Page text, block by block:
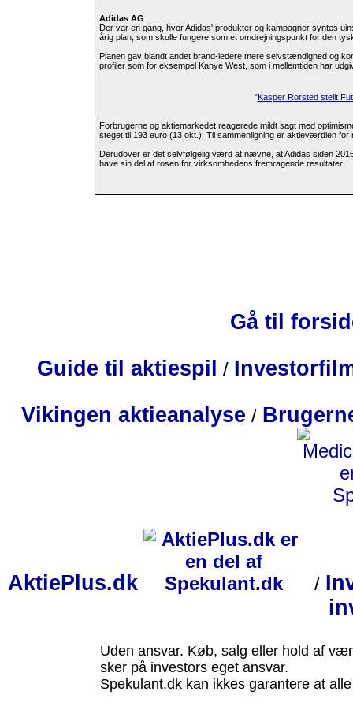
Adidas AG
Der var en gang, hvor Adidas' produkter og kampagner syntes
årig plan, som skulle fungere som et omdrejningspunkt for den
Planen gav blandt andet brand-ledere mere selvstændighed og
profiler som for eksempel Kanye West, som i mellemtiden har
"Kasper Rorsted stellt
Forbrugerne og aktiemarkedet reagerede mildt sagt med
steget til 193 euro (13 okt.). Til sammenligning er aktieværdien
Derudover er det selvfølgelig værd at nævne, at Adidas siden
have sin del af rosen for virksomhedens fremragende resultater.
Gå til
Guide til aktiespil
/
Vikingen aktieanalyse /
AktiePlus.dk /
Uden ansvar. Køb, salg eller hold af
sker på investors eget ansvar.
Spekulant.dk kan ikkes garantere at